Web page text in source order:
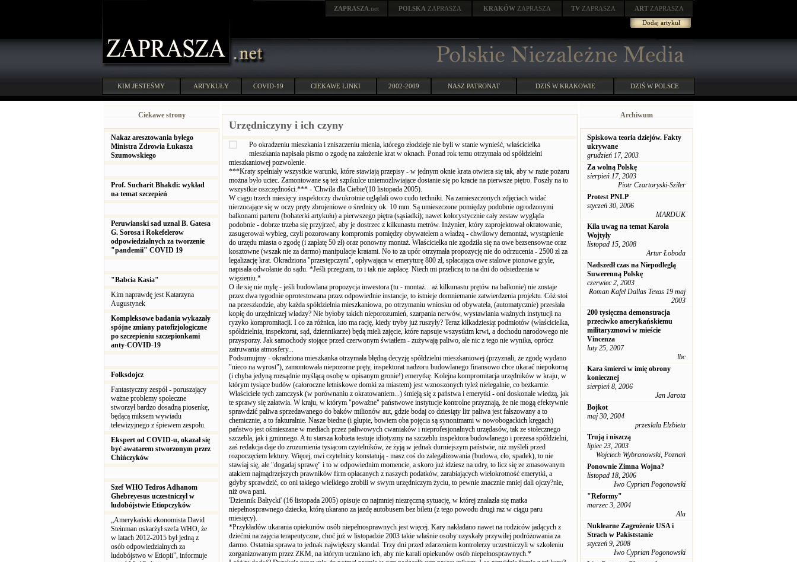
ZAPRASZA .net POLSKA ZAPRASZA KRAKÓW ZAPRASZA TV ZAPRASZA ART ZAPRASZA
Dodaj artykuł
KIM JESTEŚMY ARTYKUŁY COVID-19 CIEKAWE LINKI 2002-2009 NASZ PATRONAT DZIŚ W KRAKOWIE DZIŚ W POLSCE
Ciekawe strony
Nakaz aresztowania byłego
Ministra Zdrowia Łukasza
Szumowskiego
Prof. Sucharit Bhakdi: wykład
na temat szczepień
Peruwianski sad uznal B. Gatesa
G. Sorosa i Rokefelerow
odpowiedzialnych za tworzenie
"pandemii" COVID 19
"Babcia Kasia"
Kim naprawdę jest Katarzyna
Augustynek
Kompleksowe badania wykazały
spójne zmiany patofizjologiczne
po szczepieniu szczepionkami
anty-COVID-19
Folksdojcz
Fantastyczny zespół - poruszający
ważne problemy społeczne
stworzył bardzo dosadną piosenkę,
będącą miksem wywiadu
telewizyjnego z śpiewem zespołu.
Ekspert od COVID-u, okazał się
być awatarem stworzonym przez
Chińczyków
Szef WHO Tedros Adhanom
Ghebreyesus uczestniczył w
ludobójstwie Etiopczyków
„Amerykański ekonomista David
Steinman oskarżył szefa WHO, że
w latach 2012-2015 był jedną z
osób odpowiedzialnych za
ludobójstwo w Etiopii”, informuje
Urzędniczyny i ich czyny
Po okradzeniu mieszkania i zniszczeniu mienia, którego złodzieje nie byli w stanie wynieść, właścicielka
mieszkania napisała pismo o zgodę na założenie krat w oknach. Ponad rok temu otrzymała od spółdzielni
mieszkaniowej pozwolenie.
***Kraty spełniały wszystkie warunki, które stawiają przepisy - w jednym oknie krata otwiera się tak, aby w razie pożaru
można było uciec. Zamontowane są też szpikulce uniemożliwiające dostanie się po kracie na pierwsze piętro. Poszły na to
wszystkie oszczędności.*** - 'Chwila dla Ciebie'(10 listopada 2005).
W ciągu trzech miesięcy inspektorzy dwukrotnie oglądali owo cudo techniki. Na zamieszczonych zdjęciach widać
nierzucające się w oczy pręty zbrojeniowe o średnicy ok. 10 mm. Są umieszczone pomiędzy podobnie ogrodzonymi
balkonami parteru (bohaterki artykułu) a pierwszego piętra (sąsiadki); nawet kolorystycznie cały zestaw wygląda
podobnie - dobrze trzeba się przyjrzeć, aby je dostrzec z kilkunastu metrów. Inżynier, który zaprojektował okratowanie,
zasugerował wybieg, czyli pozorowany kompromis pomiędzy obywatelem a władzą - chwilowy demontaż, wystąpienie
do urzędu miasta o zgodę (i zapłatę 50 zł) oraz ponowny montaż. Właścicielka nie zgodziła się na owe bezsensowne oraz
kosztowne (wszak nie za darmo) manipulacje kratami. No to za upór otrzymała propozycję nie do odrzucenia - 2500 zł za
legalizację krat. Okradziona "przestępczyni", opływająca w emeryturę 800 zł, spłacająca owe stalowe pionowe gryle,
napisała odwołanie do sądu. *Jeśli przegram, to i tak nie zapłacę. Niech mi przeliczą to na dni do odsiedzenia w
więzieniu.*
O ile się nie mylę - jeśli budowlana propozycja inwestora (tu - montaż... aż kilkunastu prętów na balkonie) nie zostaje
przez dwa tygodnie oprotestowana przez odpowiednie instancje, to istnieje domniemanie zatwierdzenia projektu. Cóż stoi
na przeszkodzie, aby każda spółdzielnia mieszkaniowa, po otrzymaniu wniosku od obywatela, (automatycznie) przesłała
kopię do urzędniczej władzy? Nie byłoby takich nieporozumień, szarpania nerwów, wystawiania ważnych instytucji na
ryzyko kompromitacji. I co za różnica, kto ma rację, kiedy tryby już ruszyły? Teraz kilkadziesiąt podmiotów (właścicielka,
spółdzielnia, inspektorat, sąd, dziennikarze) będą mieli zajęcie, które napsuje wszystkim krwi, a dochodu narodowego nie
przysporzy. Jak samochody stojące przed czerwonym światłem - zużywają paliwo, ale nic z tego nie wynika, oprócz
zatruwania atmosfery...
Podsumujmy - okradziona mieszkanka otrzymała błędną decyzję spółdzielni mieszkaniowej (przyznali, że zgodę wydano
"nieco na wyrost"), zamontowała niepozorne pręty, inspektorat nadzoru budowlanego finansowo chce ukarać niepokorną
(i chyba jedyną rozsądnie myślącą osobę w opisanym gronie!) emerytkę. Kolejna kompromitacja urzędników w kraju, w
którym tysiące budów (całoroczne letniskowe domki za miastem) jest wznoszonych tyleż nielegalnie, co bezkarnie.
Właściciele tych zamczysk (w porównaniu z okratowaniem...) śmieją się z państwa i emerytki - oni doskonale wiedzą, jak
te sprawy się załatwia. W kraju, w którym "poważne" państwowe instytucje kontrolne przyznają, że nie mogą efektywnie
sprawdzić paliwa sprzedawanego do baków milionów aut, gdzie bodaj co dziesiąty litr paliwa jest fałszowany a to
chemicznie, a to fakturalnie. Nasze biedne (i głupie, bowiem oba pojęcia są synonimami w nowobogackich kręgach)
państwo jest ośmieszane w mediach przez paliwowych cwaniaków i nieprofesjonalnych urzędasów, tak ze stołecznego
szczebla, jak i gminnego. A tu starsza kobieta testuje idiotyzmy na szczeblu inspektora budowlanego i prezesa spółdzielni,
zaś redakcja daje do zrozumienia tysiącom czytelników, że żyją w jednak durniejszym państwie, niż myśleli przed
rozpoczęciem lektury. Więcej, owi czytelnicy konstatują - masz coś do zalegalizowania (budowa, cło, spadek), to nie
stawiaj się, ale "dogadaj sprawę" i to w odpowiednim momencie, a skoro już idziesz na udry, to licz się ze zmasowanym
atakiem najmądrzejszych prawników firm opłacanych z naszych podatków, zarabiających wielokrotność emerytki, a
gdyby sprawdzić, co oni takiego wielkiego zrobili w swym urzędniczym życiu, to pewnie znacznie mniej dali ojczy?nie,
niż owa pani.
'Dziennik Bałtycki' (16 listopada 2005) opisuje co najmniej niezręczną sytuację, w której znalazła się matka
niepełnosprawnego dziecka, którą ukarano za jazdę autobusem bez biletu (z tego powodu drugi raz w ciągu paru
miesięcy).
*Przykładów ukarania opiekunów osób niepełnosprawnych jest więcej. Kary nakładano nawet na rodziców jadących z
dziećmi na zajęcia terapeutyczne, choć już w listopadzie 2003 takie właśnie osoby uzyskały przywilej podróżowania za
darmo. Ostatnia sprawa to jednak największy skandal. Trzy dni przed zdarzeniem kontrolerzy uczestniczyli w szkoleniu
zorganizowanym przez ZKM, na którym uczulano ich, aby nie karali opiekunów osób niepełnosprawnych.*
Archiwum
Spiskowa teoria dziejów. Fakty
ukrywane
grudzień 17, 2003
Za wolną Polskę
sierpień 17, 2003
Piotr Czartoryski-Sziler
Protest PNLP
styczeń 30, 2006
MARDUK
Kila uwag na temat Karola
Wojtyły
listopad 15, 2008
Artur Łoboda
Nadszedł czas na Niepodleglą
Suwerenną Polskę
czerwiec 2, 2003
Roman Kafel Dallas Texas 19 maj
2003
200 tysięczna demonstracja
przeciwko amerykańskiemu
militaryzmowi w mieście
Vincenza
luty 25, 2007
lbc
Kara śmierci w imię obrony
koniecznej
sierpień 8, 2006
Jan Jarota
Bojkot
maj 30, 2004
przeslala Elzbieta
Trują i niszczą
lipiec 23, 2003
Wojciech Wybranowski, Poznań
Ponownie Zimna Wojna?
listopad 18, 2006
Iwo Cyprian Pogonowski
"Reformy"
marzec 3, 2004
Ala
Nuklearne Zagrożenie USA i
Strach w Pakiststanie
styczeń 9, 2008
Iwo Cyprian Pogonowski